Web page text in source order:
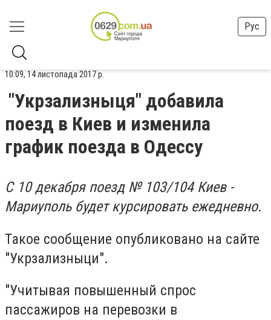
Рус
10:09, 14 листопада 2017 р.
"Укрзализныця" добавила
поезд в Киев и изменила
график поезда в Одессу
С 10 декабря поезд № 103/104 Киев -
Мариуполь будет курсировать ежедневно.
Такое сообщение опубликовано на сайте
"Укрзализныци".
"Учитывая повышенный спрос
пассажиров на перевозки в